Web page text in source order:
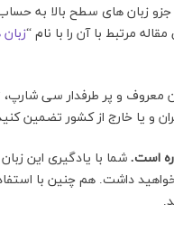
زبان های سطح بالا به
مرتبط با آن را با نام “
معروف و پر طرفدار سی شارپ،
و یا خارج از کشور تضمین
است. شما با یادگیری این
داشت. هم چنین با